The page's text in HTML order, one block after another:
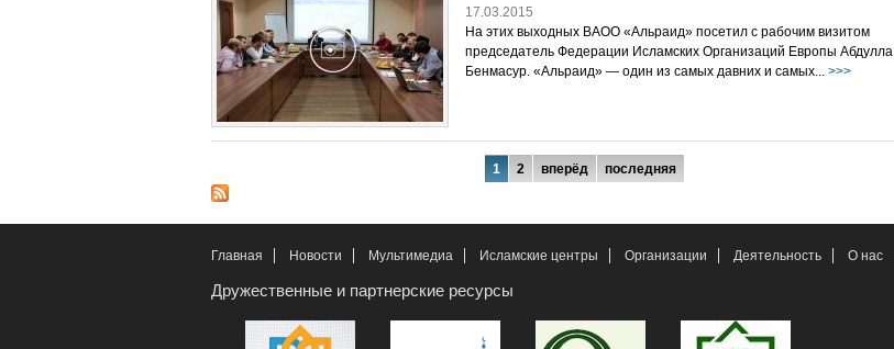
17.03.2015
На этих выходных ВАОО «Альраид» посетил с рабочим визитом
председатель Федерации Исламских Организаций Европы Абдулла
Бенмасур. «Альраид» — один из самых давних и самых... >>>
Страницы 1 2 вперёд последняя
Главная Новости Мультимедиа Исламские центры Организации Деятельность О нас
Дружественные и партнерские ресурсы